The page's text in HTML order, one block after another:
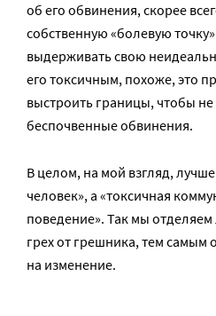
об его обвинения, скорее
собственную «болевую
выдерживать свою
его токсичным, похоже, это
выстроить границы, чтобы не
беспочвенные обвинения.
В целом, на мой взгляд,
человек», а «токсичная
поведение». Так мы отделяем
грех от грешника, тем самым
на изменение.